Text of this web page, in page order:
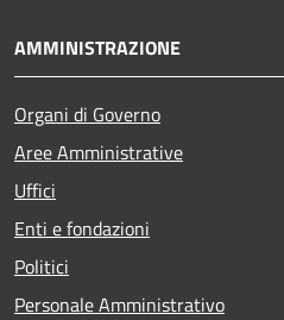
AMMINISTRAZIONE
Organi di Governo
Aree Amministrative
Uffici
Enti e fondazioni
Politici
Personale Amministrativo